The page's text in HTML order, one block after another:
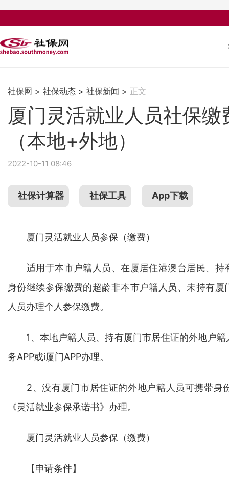
社保网 > 社保动态 > 社保新闻 > 正文
厦门灵活就业人员社保
（本地+外地）
2022-10-11 08:46
社保计算器 社保工具 App下载
厦门灵活就业人员参保（缴费）
适用于本市户籍人员、在厦居住港澳台居民、持
身份继续参保缴费的超龄非本市户籍人员、未持有
人员办理个人参保缴费。
1、本地户籍人员、持有厦门市居住证的外地户籍
务APP或i厦门APP办理。
2、没有厦门市居住证的外地户籍人员可携带身
《灵活就业参保承诺书》办理。
厦门灵活就业人员参保（缴费）
【申请条件】